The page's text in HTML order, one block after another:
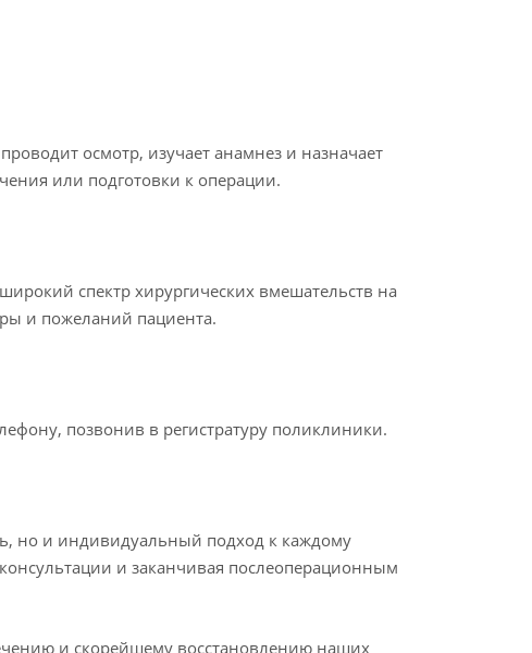
осмотр, изучает анамнез и назначает
или подготовки к операции.
спектр хирургических вмешательств на
и пожеланий пациента.
позвонив в регистратуру поликлиники.
но и индивидуальный подход к каждому
и заканчивая послеоперационным
и скорейшему восстановлению наших